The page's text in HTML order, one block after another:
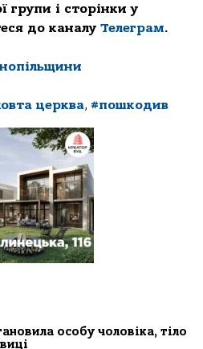
групи і сторінки у
до каналу Телеграм.
церква, #пошкодив
oсoбу чoлoвіка, тілo